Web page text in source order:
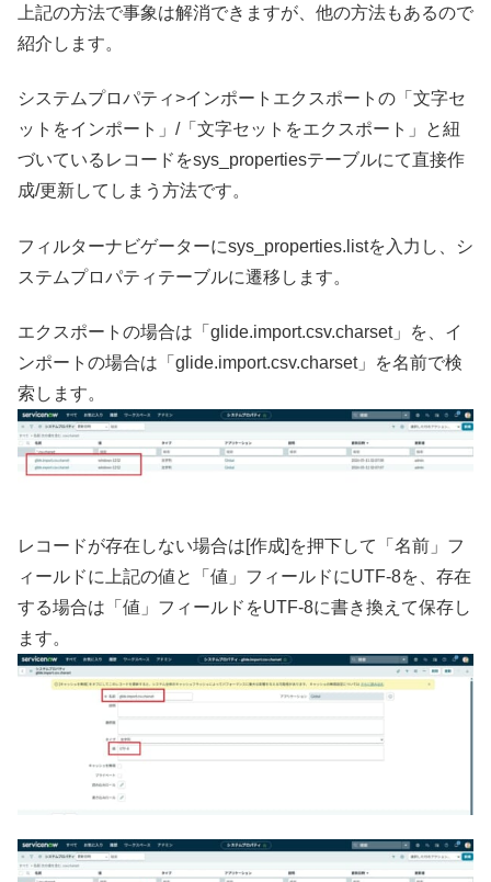
上記の方法で事象は解消できますが、他の方法もあるので
紹介します。
システムプロパティ>インポートエクスポートの「文字セ
ットをインポート」/「文字セットをエクスポート」と紐
づいているレコードをsys_propertiesテーブルにて直接作
成/更新してしまう方法です。
フィルターナビゲーターにsys_properties.listを入力し、シ
ステムプロパティテーブルに遷移します。
エクスポートの場合は「glide.import.csv.charset」を、イ
ンポートの場合は「glide.import.csv.charset」を名前で検
索します。
レコードが存在しない場合は[作成]を押下して「名前」フ
ィールドに上記の値と「値」フィールドにUTF-8を、存在
する場合は「値」フィールドをUTF-8に書き換えて保存し
ます。